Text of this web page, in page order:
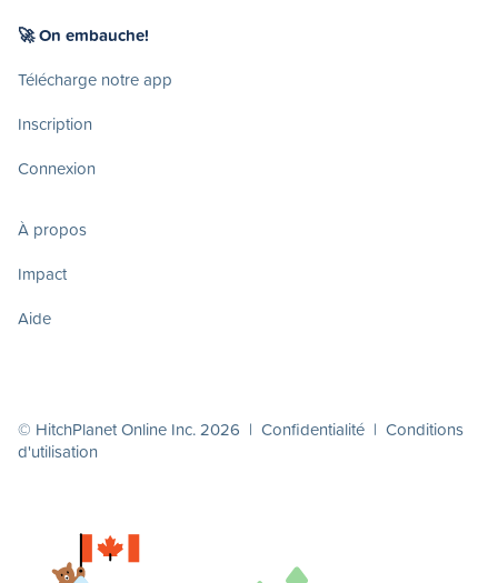
🚀 On embauche!
Télécharge notre app
Inscription
Connexion
À propos
Impact
Aide
© HitchPlanet Online Inc. 2026 | Confidentialité | Conditions
d'utilisation